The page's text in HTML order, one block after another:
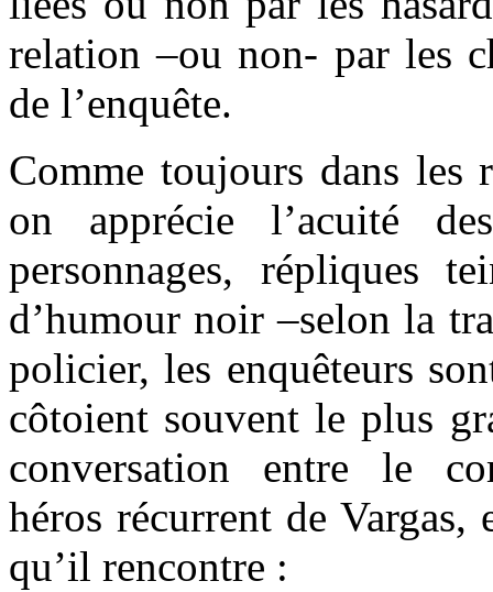
relation –ou non- par les
de l’enquête.
Comme toujours dans les
on apprécie l’acuité
personnages, répliques
d’humour noir –selon la
policier, les enquêteurs
côtoient souvent le plus
conversation entre le
héros récurrent de Vargas,
qu’il rencontre :